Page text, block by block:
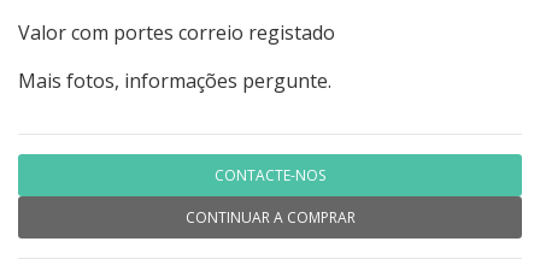
Valor com portes correio registado
Mais fotos, informações pergunte.
CONTACTE-NOS
CONTINUAR A COMPRAR